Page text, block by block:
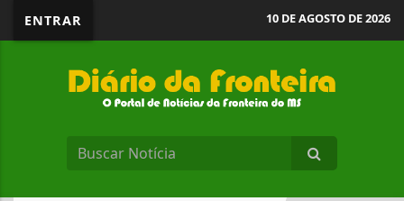
ENTRAR 10 DE AGOSTO DE 2026